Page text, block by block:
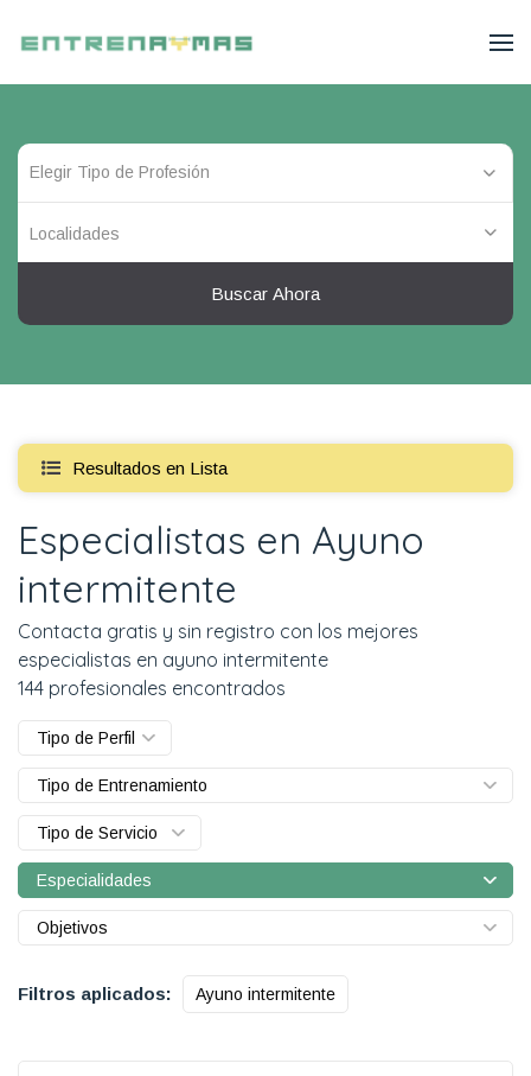
Localidades
Buscar Ahora
Resultados en Lista
Especialistas en Ayuno
intermitente
Contacta gratis y sin registro con los mejores
especialistas en ayuno intermitente
144 profesionales encontrados
Tipo de Perfil
Tipo de Entrenamiento
Tipo de Servicio
Especialidades
Objetivos
Filtros aplicados: Ayuno intermitente